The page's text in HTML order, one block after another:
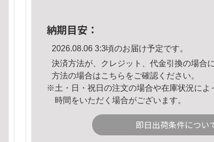
納期目安：
2026.08.06 3:3頃のお届け予定です。
決済方法が、クレジット、代金引換の場合
方法の場合はこちら をご確認ください。
※土・日・祝日の注文の場合や在庫状況によ
時間をいただく場合がございます。
即日出荷条件につい